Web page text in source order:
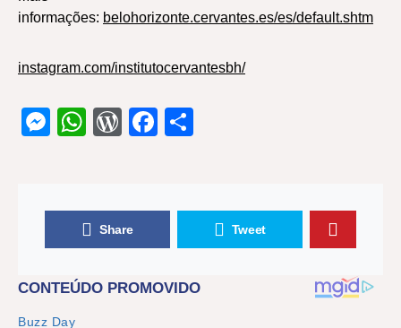
informações: belohorizonte.cervantes.es/es/default.shtm
instagram.com/institutocervantesbh/
Messenger
WhatsApp
WordPress
Facebook
Share Tweet